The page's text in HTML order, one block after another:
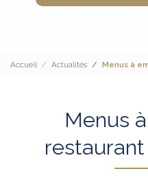
Accueil Actualités Menus à
Menus